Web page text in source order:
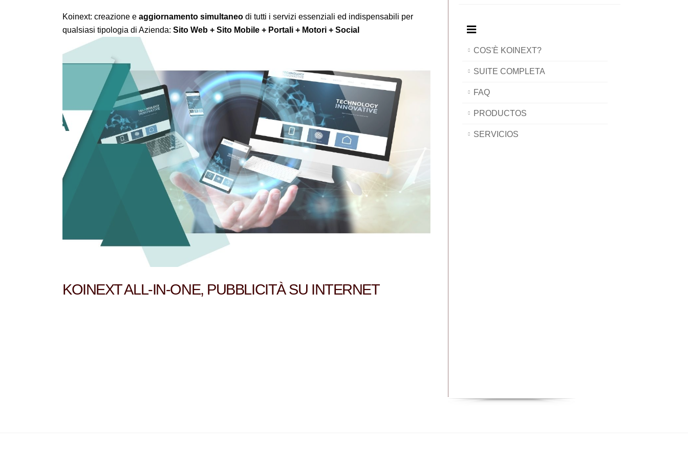
Koinext: creazione e aggiornamento simultaneo di tutti i servizi essenziali ed indispensabili per
qualsiasi tipologia di Azienda: Sito Web + Sito Mobile + Portali + Motori + Social
KOINEXT ALL-IN-ONE, PUBBLICITÀ SU INTERNET
COS'È KOINEXT?
SUITE COMPLETA
FAQ
PRODUCTOS
SERVICIOS